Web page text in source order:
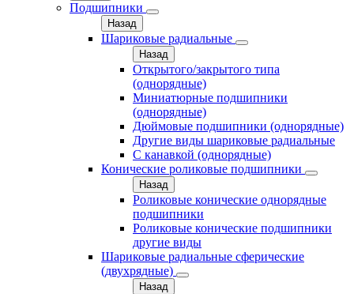
Подшипники
Назад
Шариковые радиальные
Назад
Открытого/закрытого типа
(однорядные)
Миниатюрные подшипники
(однорядные)
Дюймовые подшипники (однорядные)
Другие виды шариковые радиальные
С канавкой (однорядные)
Конические роликовые подшипники
Назад
Роликовые конические однорядные
подшипники
Роликовые конические подшипники
другие виды
Шариковые радиальные сферические
(двухрядные)
Назад